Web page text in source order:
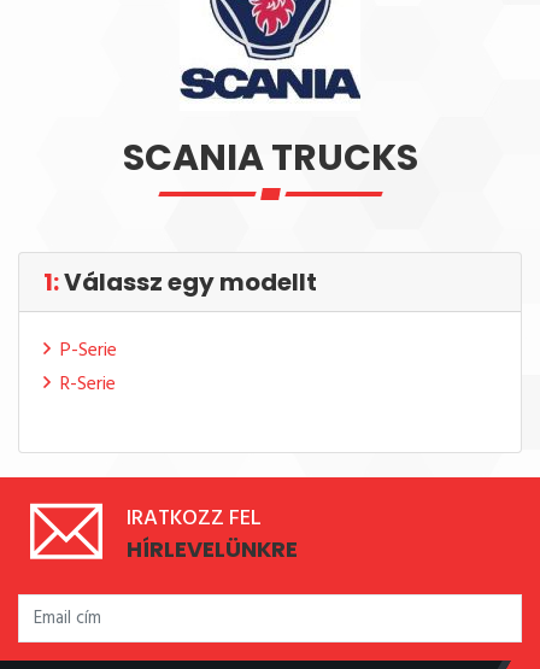
SCANIA TRUCKS
1:Válassz egy modellt
P-Serie
R-Serie
IRATKOZZ FEL
HÍRLEVELÜNKRE